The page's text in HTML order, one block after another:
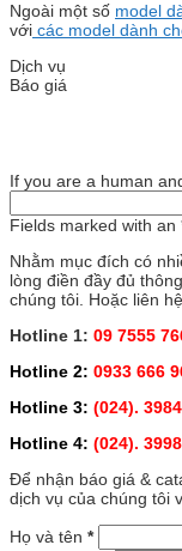
Ngoài một số model
với các model dành
Dịch vụ
Báo giá
If you are a human
Fields marked with an
Nhằm mục đích có
lòng điền đầy đủ
chúng tôi. Hoặc liên
Hotline 1: 09 7555
Hotline 2: 0933 666
Hotline 3: (024).
Hotline 4: (024).
Để nhận báo giá &
dịch vụ của chúng tôi
Họ và tên *